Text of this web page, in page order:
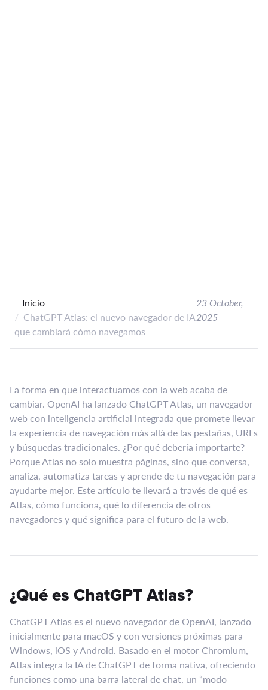
Inicio
ChatGPT Atlas: el nuevo navegador de IA
que cambiará cómo navegamos
23 October,
2025
La forma en que interactuamos con la web acaba de
cambiar. OpenAI ha lanzado ChatGPT Atlas, un navegador
web con inteligencia artificial integrada que promete llevar
la experiencia de navegación más allá de las pestañas, URLs
y búsquedas tradicionales. ¿Por qué debería importarte?
Porque Atlas no solo muestra páginas, sino que conversa,
analiza, automatiza tareas y aprende de tu navegación para
ayudarte mejor. Este artículo te llevará a través de qué es
Atlas, cómo funciona, qué lo diferencia de otros
navegadores y qué significa para el futuro de la web.
¿Qué es ChatGPT Atlas?
ChatGPT Atlas es el nuevo navegador de OpenAI, lanzado
inicialmente para macOS y con versiones próximas para
Windows, iOS y Android. Basado en el motor Chromium,
Atlas integra la IA de ChatGPT de forma nativa, ofreciendo
funciones como una barra lateral de chat, un “modo